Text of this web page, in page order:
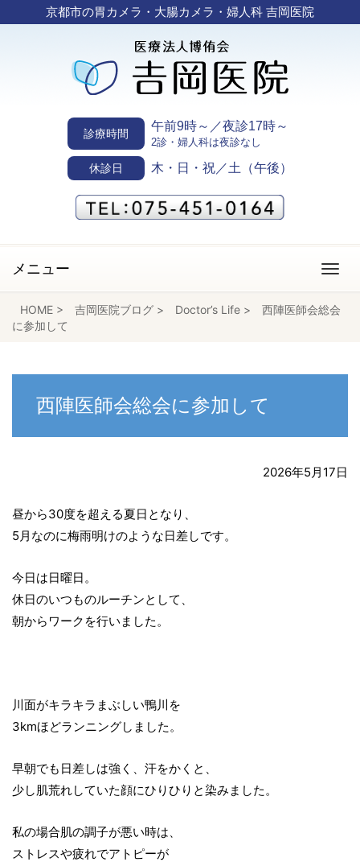
京都市の胃カメラ・大腸カメラ・婦人科 吉岡医院
診療時間
午前9時～／夜診17時～
2診・婦人科は夜診なし
休診日 木・日・祝／土（午後）
メニュー
HOME > 吉岡医院ブログ > Doctor’s Life >
西陣医師会総会
に参加して
西陣医師会総会に参加して
2026年5月17日
昼から30度を超える夏日となり、
5月なのに梅雨明けのような日差しです。
今日は日曜日。
休日のいつものルーチンとして、
朝からワークを行いました。
川面がキラキラまぶしい鴨川を
3kmほどランニングしました。
早朝でも日差しは強く、汗をかくと、
少し肌荒れしていた顔にひりひりと染みました。
私の場合肌の調子が悪い時は、
ストレスや疲れでアトピーが